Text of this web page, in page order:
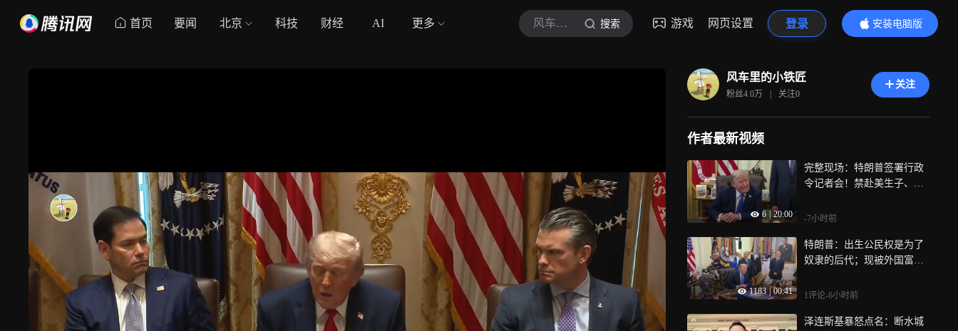
首页 要闻 北京 科技 财经 AI 更多 风车里的小铁匠 搜索 游戏 网页设置 登录
安装电脑版
内容更精彩
风车里的小铁匠
粉丝4.0万 | 关注0
关注
作者最新视频
6 20:00
完整现场：特朗普签署行政
令记者会！禁赴美生子、压
-7小时前
1183 00:41
特朗普：出生公民权是为了
奴隶的后代；现被外国富豪
人买籍简直是耻辱
1评论-6小时前
泽连斯基暴怒点名：断水城